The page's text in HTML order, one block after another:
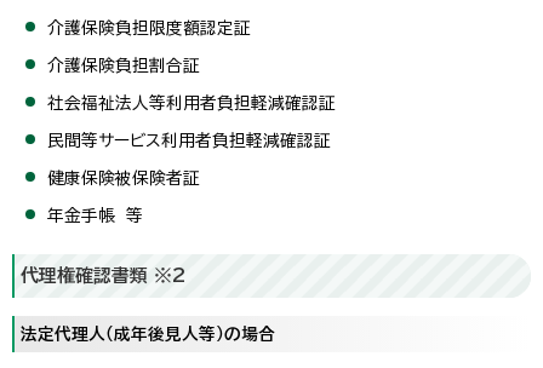
介護保険負担限度額認定証
介護保険負担割合証
社会福祉法人等利用者負担軽減確認証
民間等サービス利用者負担軽減確認証
健康保険被保険者証
年金手帳 等
代理権確認書類 ※2
法定代理人（成年後見人等）の場合